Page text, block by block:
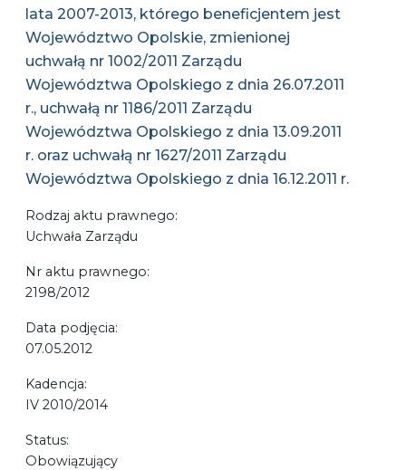
lata 2007-2013, którego beneficjentem jest
Województwo Opolskie, zmienionej
uchwałą nr 1002/2011 Zarządu
Województwa Opolskiego z dnia 26.07.2011
r., uchwałą nr 1186/2011 Zarządu
Województwa Opolskiego z dnia 13.09.2011
r. oraz uchwałą nr 1627/2011 Zarządu
Województwa Opolskiego z dnia 16.12.2011 r.
Rodzaj aktu prawnego:
Uchwała Zarządu
Nr aktu prawnego:
2198/2012
Data podjęcia:
07.05.2012
Kadencja:
IV 2010/2014
Status:
Obowiązujący